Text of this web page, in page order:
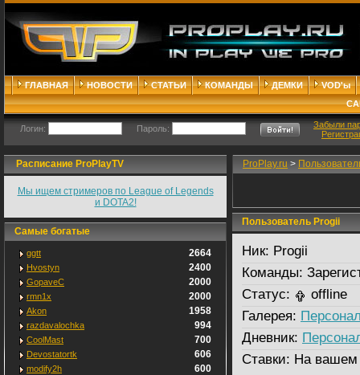
ГЛАВНАЯ НОВОСТИ СТАТЬИ КОМАНДЫ ДЕМКИ
VOD'ы
Логин: Пароль:
Забыли
Расписание ProPlayTV
Мы ищем стримеров по League of Legends
и DOTA2!
Самые богатые
ggtt 2664
Hvostyn 2400
GopaveC 2000
rmn1x 2000
Akon 1958
razdavalochka 994
CoolMast 700
Devostatortk 606
modify2h 600
ProPlay.ru >
Пользователь Progii
Ник: Progii
Команды:
Статус:
offline
Галерея:
Дневник:
Ставки: На вашем